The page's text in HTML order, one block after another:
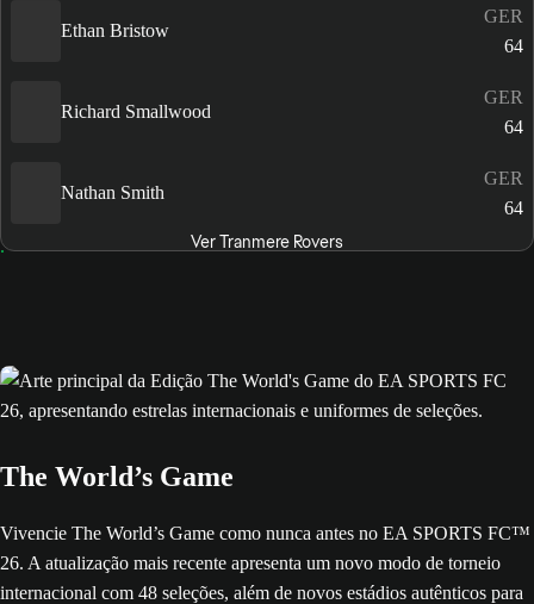
Ethan Bristow
GER
64
Richard Smallwood
GER
64
Nathan Smith
GER
64
Ver Tranmere Rovers
The World’s Game
Vivencie The World’s Game como nunca antes no EA SPORTS FC™
26. A atualização mais recente apresenta um novo modo de torneio
internacional com 48 seleções, além de novos estádios autênticos para